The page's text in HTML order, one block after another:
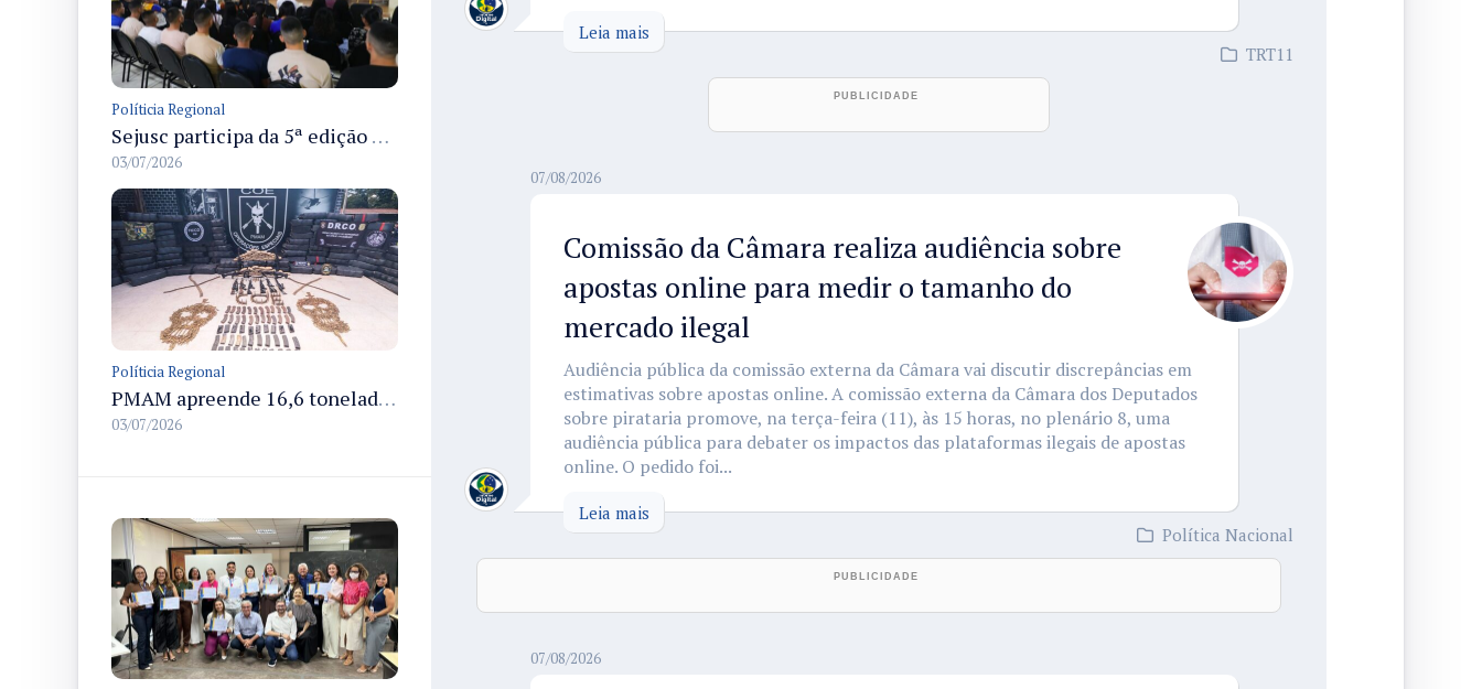
Políticia Regional
Sejusc participa da 5ª edição do Caminhos Literários com foco na cultura hip-hop nas unidades socioeducativas
03/07/2026
Políticia Regional
PMAM apreende 16,6 toneladas de entorpecentes e registra aumento nas prisões em flagrante e nas capturas de foragidos no primeiro semestre de 2026
03/07/2026
Leia mais
TRT11
07/08/2026
Comissão da Câmara realiza audiência sobre
apostas online para medir o tamanho do
mercado ilegal
Audiência pública da comissão externa da Câmara vai discutir discrepâncias em
estimativas sobre apostas online. A comissão externa da Câmara dos Deputados
sobre pirataria promove, na terça-feira (11), às 15 horas, no plenário 8, uma
audiência pública para debater os impactos das plataformas ilegais de apostas
online. O pedido foi...
Leia mais
Política Nacional
07/08/2026